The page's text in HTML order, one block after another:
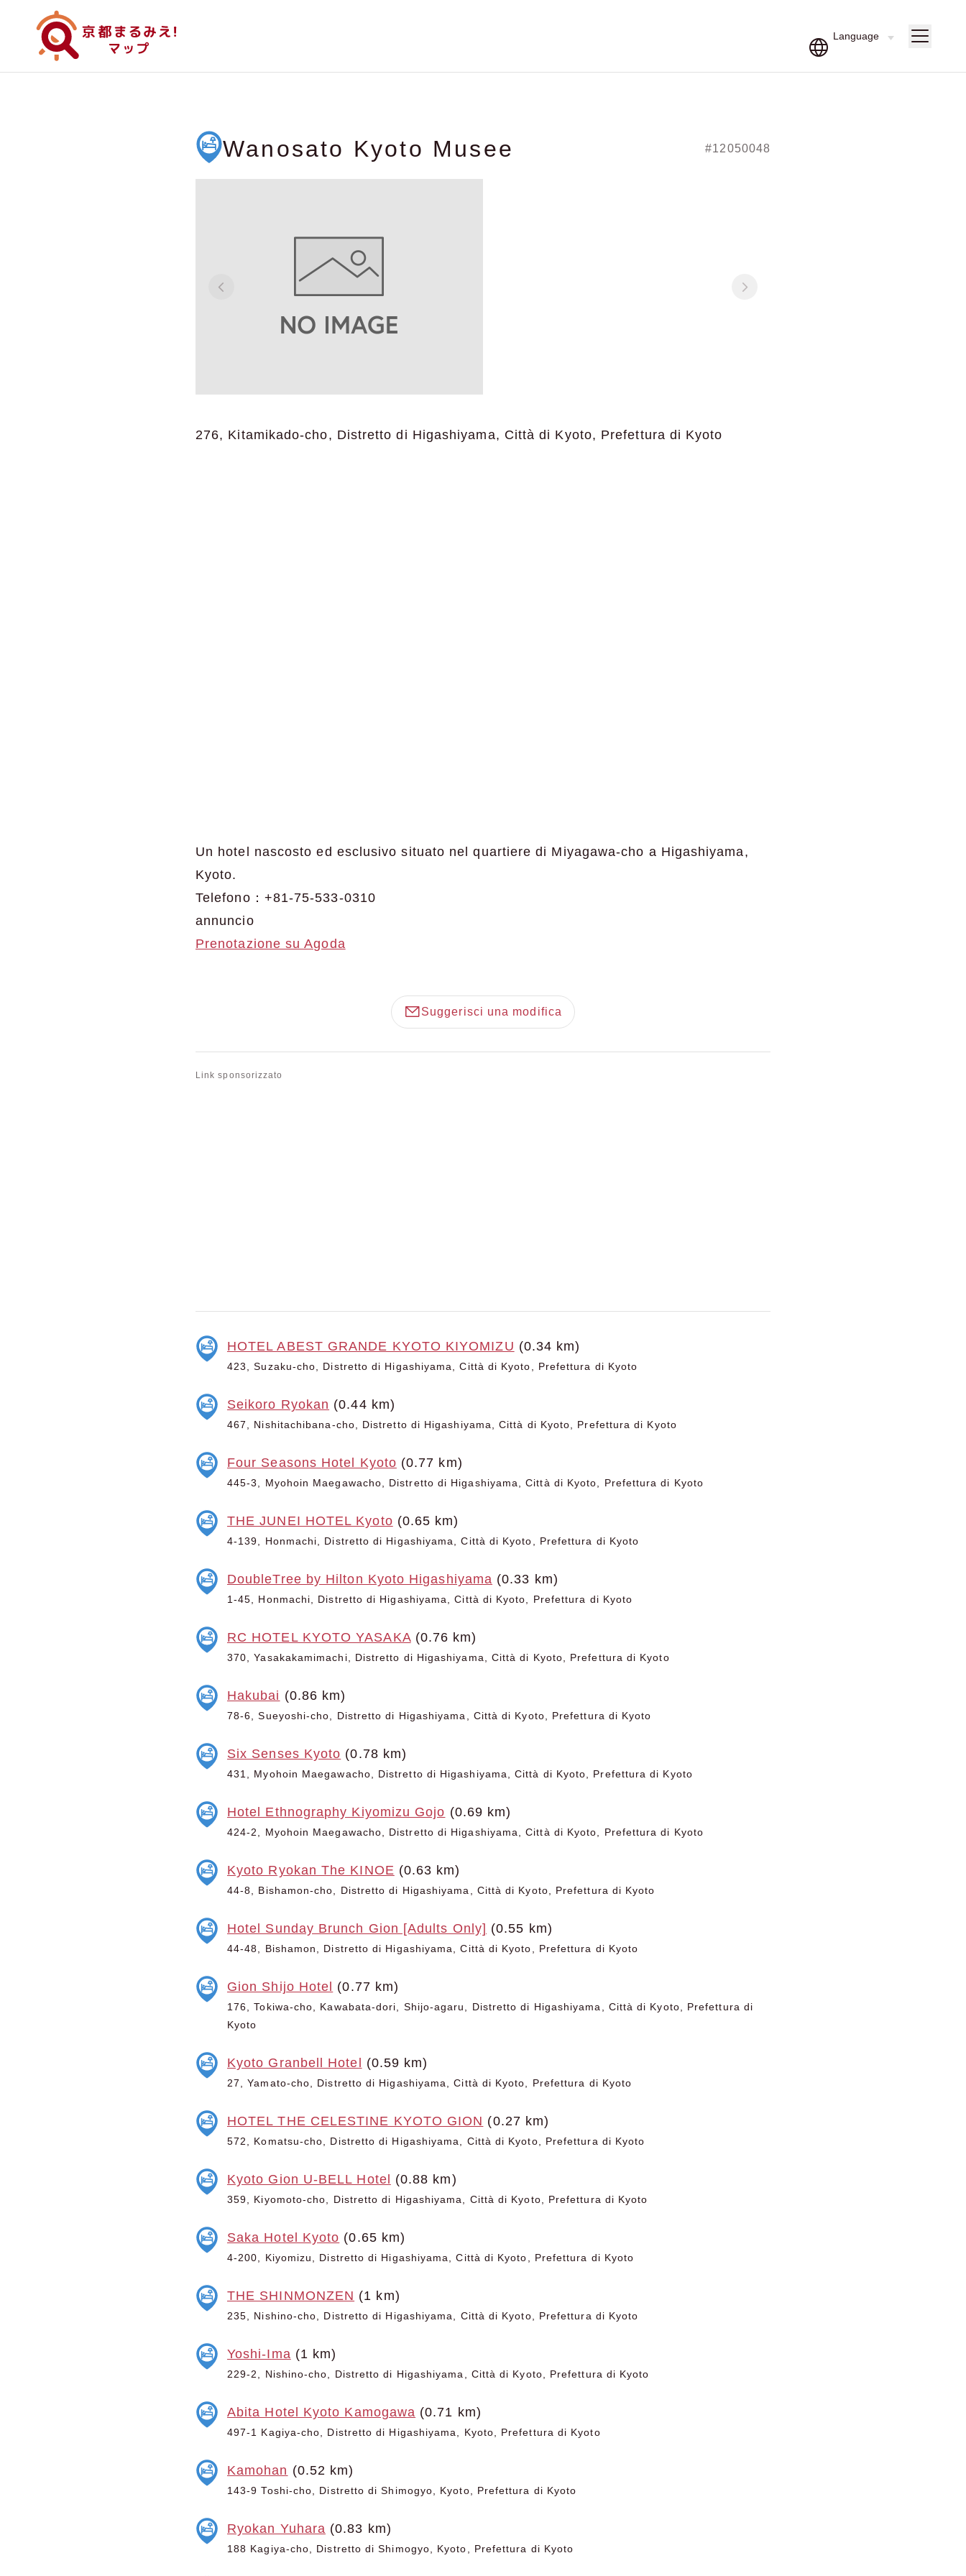
Wanosato Kyoto Musee #12050048
276, Kitamikado-cho, Distretto di Higashiyama, Città di Kyoto, Prefettura di Kyoto
Un hotel nascosto ed esclusivo situato nel quartiere di Miyagawa-cho a Higashiyama,
Kyoto.
Telefono：+81-75-533-0310
annuncio
Prenotazione su Agoda
Suggerisci una modifica
Link sponsorizzato
HOTEL ABEST GRANDE KYOTO KIYOMIZU (0.34 km)
423, Suzaku-cho, Distretto di Higashiyama, Città di Kyoto, Prefettura di Kyoto
Seikoro Ryokan (0.44 km)
467, Nishitachibana-cho, Distretto di Higashiyama, Città di Kyoto, Prefettura di Kyoto
Four Seasons Hotel Kyoto (0.77 km)
445-3, Myohoin Maegawacho, Distretto di Higashiyama, Città di Kyoto, Prefettura di Kyoto
THE JUNEI HOTEL Kyoto (0.65 km)
4-139, Honmachi, Distretto di Higashiyama, Città di Kyoto, Prefettura di Kyoto
DoubleTree by Hilton Kyoto Higashiyama (0.33 km)
1-45, Honmachi, Distretto di Higashiyama, Città di Kyoto, Prefettura di Kyoto
RC HOTEL KYOTO YASAKA(0.76 km)
370, Yasakakamimachi, Distretto di Higashiyama, Città di Kyoto, Prefettura di Kyoto
Hakubai (0.86 km)
78-6, Sueyoshi-cho, Distretto di Higashiyama, Città di Kyoto, Prefettura di Kyoto
Six Senses Kyoto (0.78 km)
431, Myohoin Maegawacho, Distretto di Higashiyama, Città di Kyoto, Prefettura di Kyoto
Hotel Ethnography Kiyomizu Gojo (0.69 km)
424-2, Myohoin Maegawacho, Distretto di Higashiyama, Città di Kyoto, Prefettura di Kyoto
Kyoto Ryokan The KINOE (0.63 km)
44-8, Bishamon-cho, Distretto di Higashiyama, Città di Kyoto, Prefettura di Kyoto
Hotel Sunday Brunch Gion [Adults Only] (0.55 km)
44-48, Bishamon, Distretto di Higashiyama, Città di Kyoto, Prefettura di Kyoto
Gion Shijo Hotel (0.77 km)
176, Tokiwa-cho, Kawabata-dori, Shijo-agaru, Distretto di Higashiyama, Città di Kyoto, Prefettura di
Kyoto
Kyoto Granbell Hotel (0.59 km)
27, Yamato-cho, Distretto di Higashiyama, Città di Kyoto, Prefettura di Kyoto
HOTEL THE CELESTINE KYOTO GION (0.27 km)
572, Komatsu-cho, Distretto di Higashiyama, Città di Kyoto, Prefettura di Kyoto
Kyoto Gion U-BELL Hotel (0.88 km)
359, Kiyomoto-cho, Distretto di Higashiyama, Città di Kyoto, Prefettura di Kyoto
Saka Hotel Kyoto (0.65 km)
4-200, Kiyomizu, Distretto di Higashiyama, Città di Kyoto, Prefettura di Kyoto
THE SHINMONZEN (1 km)
235, Nishino-cho, Distretto di Higashiyama, Città di Kyoto, Prefettura di Kyoto
Yoshi-Ima (1 km)
229-2, Nishino-cho, Distretto di Higashiyama, Città di Kyoto, Prefettura di Kyoto
Abita Hotel Kyoto Kamogawa (0.71 km)
497-1 Kagiya-cho, Distretto di Higashiyama, Kyoto, Prefettura di Kyoto
Kamohan (0.52 km)
143-9 Toshi-cho, Distretto di Shimogyo, Kyoto, Prefettura di Kyoto
Ryokan Yuhara (0.83 km)
188 Kagiya-cho, Distretto di Shimogyo, Kyoto, Prefettura di Kyoto